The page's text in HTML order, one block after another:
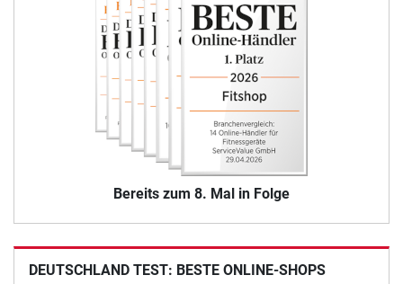
Bereits zum 8. Mal in Folge
DEUTSCHLAND TEST: BESTE ONLINE-SHOPS